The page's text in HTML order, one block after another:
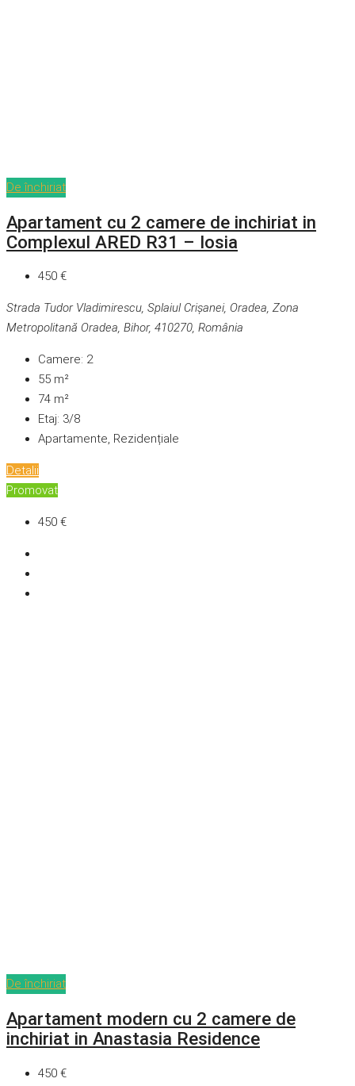
De închiriat
Apartament cu 2 camere de inchiriat in
Complexul ARED R31 – Iosia
450 €
Strada Tudor Vladimirescu, Splaiul Crișanei, Oradea, Zona
Metropolitană Oradea, Bihor, 410270, România
Camere: 2
55 m²
74 m²
Etaj: 3/8
Apartamente, Rezidențiale
Detalii
Promovat
450 €
De închiriat
Apartament modern cu 2 camere de
inchiriat in Anastasia Residence
450 €